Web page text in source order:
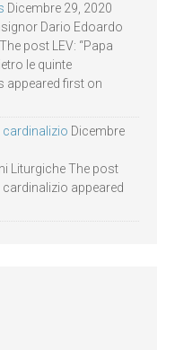
Dicembre 29, 2020
Dario Edoardo
post LEV: “Papa
le quinte
appeared first on
cardinalizio Dicembre
Liturgiche The post
appeared